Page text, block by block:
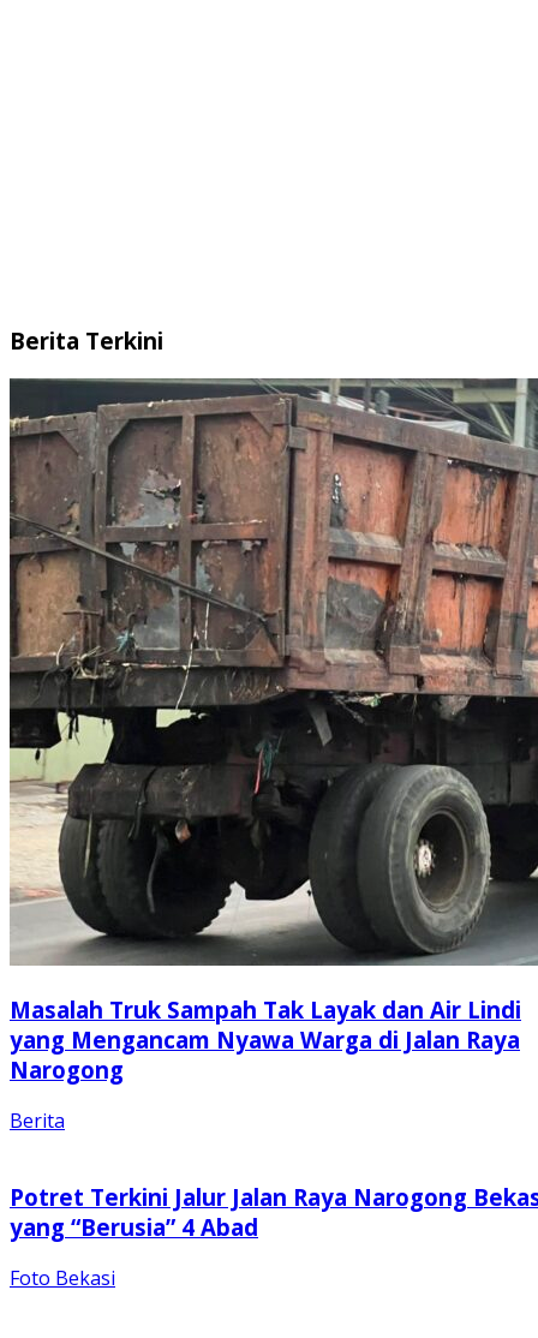
Berita Terkini
Masalah Truk Sampah Tak Layak dan Air Lindi
yang Mengancam Nyawa Warga di Jalan Raya
Narogong
Berita
Potret Terkini Jalur Jalan Raya Narogong
yang “Berusia” 4 Abad
Foto Bekasi